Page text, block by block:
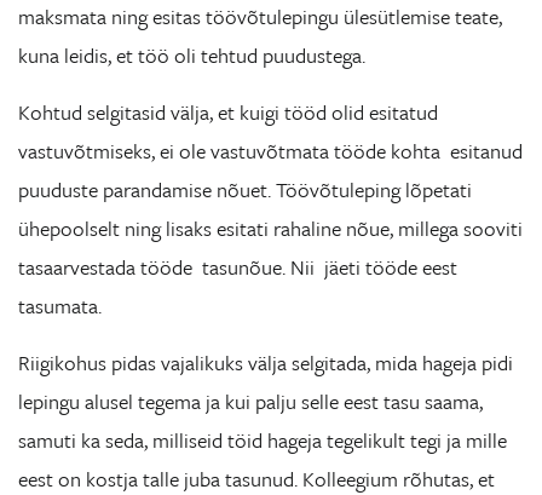
maksmata ning esitas töövõtulepingu ülesütlemise teate,
kuna leidis, et töö oli tehtud puudustega.
Kohtud selgitasid välja, et kuigi tööd olid esitatud
vastuvõtmiseks, ei ole vastuvõtmata tööde kohta esitanud
puuduste parandamise nõuet. Töövõtuleping lõpetati
ühepoolselt ning lisaks esitati rahaline nõue, millega sooviti
tasaarvestada tööde tasunõue. Nii jäeti tööde eest
tasumata.
Riigikohus pidas vajalikuks välja selgitada, mida hageja pidi
lepingu alusel tegema ja kui palju selle eest tasu saama,
samuti ka seda, milliseid töid hageja tegelikult tegi ja mille
eest on kostja talle juba tasunud. Kolleegium rõhutas, et